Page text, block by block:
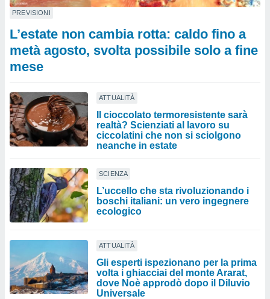
PREVISIONI
L’estate non cambia rotta: caldo fino a
metà agosto, svolta possibile solo a fine
mese
ATTUALITÀ
Il cioccolato termoresistente sarà
realtà? Scienziati al lavoro su
ciccolatini che non si sciolgono
neanche in estate
SCIENZA
L’uccello che sta rivoluzionando i
boschi italiani: un vero ingegnere
ecologico
ATTUALITÀ
Gli esperti ispezionano per la prima
volta i ghiacciai del monte Ararat,
dove Noè approdò dopo il Diluvio
Universale